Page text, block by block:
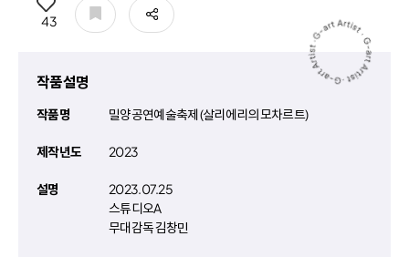
43 공유
작품설명
작품명 밀양공연예술축제 (살리에리의 모차르트)
제작년도 2023
설명
2023.07.25
스튜디오A
무대감독 김창민